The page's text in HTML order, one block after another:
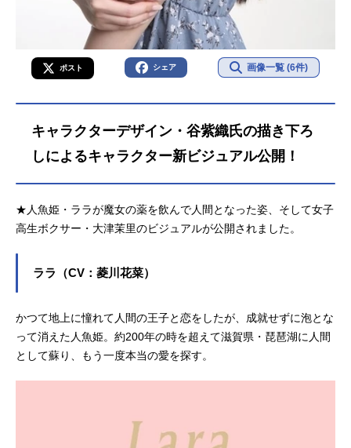
ポスト シェア 画像一覧 (6件)
キャラクターデザイン・谷紫織氏の描き下ろ
しによるキャラクター新ビジュアル公開！
★人魚姫・ララが魔女の薬を飲んで人間となった姿、そして女子
高生ボクサー・大津茉里のビジュアルが公開されました。
ララ（CV：菱川花菜）
かつて地上に憧れて人間の王子と恋をしたが、成就せずに泡とな
って消えた人魚姫。約200年の時を超えて滋賀県・琵琶湖に人間
として蘇り、もう一度本当の愛を探す。